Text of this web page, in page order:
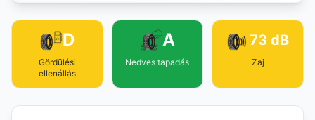
D
Gördülési
ellenállás
A
Nedves tapadás
73 dB
Zaj